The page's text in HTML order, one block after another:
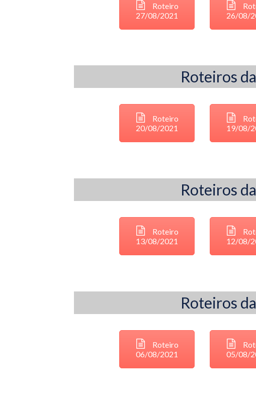
Roteiro
27/08/2021
26/08/
Roteiros
Roteiro
20/08/2021
19/08/
Roteiros
Roteiro
13/08/2021
12/08/
Roteiros
Roteiro
06/08/2021
05/08/